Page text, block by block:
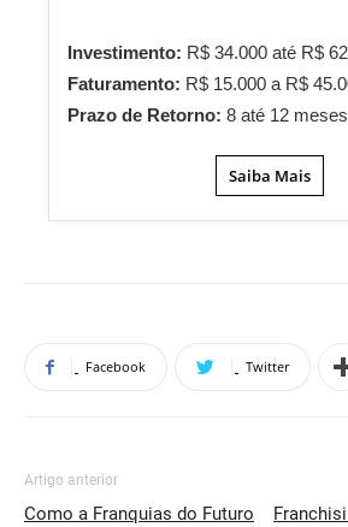
Investimento: R$ 34.000 até R$
Faturamento: R$ 15.000 a R$
Prazo de Retorno: 8 até 12 meses
Saiba Mais
Facebook Twitter
Artigo anterior
Como a Franquias do Futuro